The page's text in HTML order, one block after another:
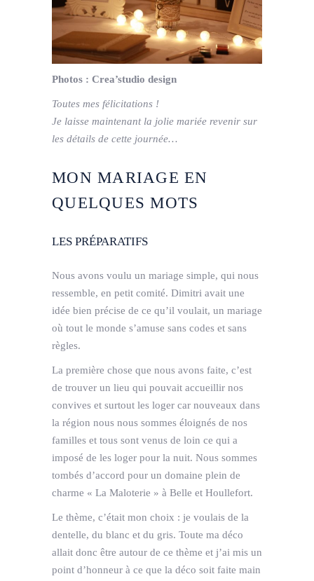
Photos : Crea’studio design
Toutes mes félicitations !
Je laisse maintenant la jolie mariée revenir sur
les détails de cette journée…
MON MARIAGE EN
QUELQUES MOTS
LES PRÉPARATIFS
Nous avons voulu un mariage simple, qui nous
ressemble, en petit comité. Dimitri avait une
idée bien précise de ce qu’il voulait, un mariage
où tout le monde s’amuse sans codes et sans
règles.
La première chose que nous avons faite, c’est
de trouver un lieu qui pouvait accueillir nos
convives et surtout les loger car nouveaux dans
la région nous nous sommes éloignés de nos
familles et tous sont venus de loin ce qui a
imposé de les loger pour la nuit. Nous sommes
tombés d’accord pour un domaine plein de
charme « La Maloterie » à Belle et Houllefort.
Le thème, c’était mon choix : je voulais de la
dentelle, du blanc et du gris. Toute ma déco
allait donc être autour de ce thème et j’ai mis un
point d’honneur à ce que la déco soit faite main